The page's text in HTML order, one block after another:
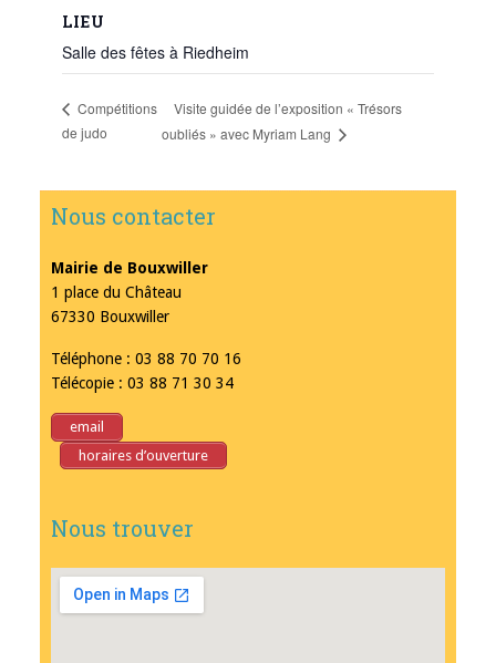
LIEU
Salle des fêtes à Riedheim
Compétitions
de judo
Visite guidée de l’exposition « Trésors
oubliés » avec Myriam Lang
Nous contacter
Mairie de Bouxwiller
1 place du Château
67330 Bouxwiller
Téléphone : 03 88 70 70 16
Télécopie : 03 88 71 30 34
email
horaires d’ouverture
Nous trouver